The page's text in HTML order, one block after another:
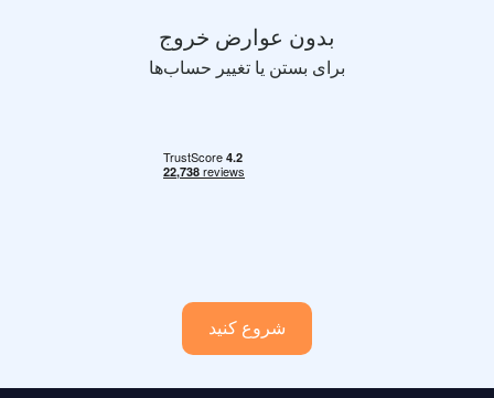
بدون عوارض خروج
برای بستن یا تغییر حساب‌ها
شروع کنید